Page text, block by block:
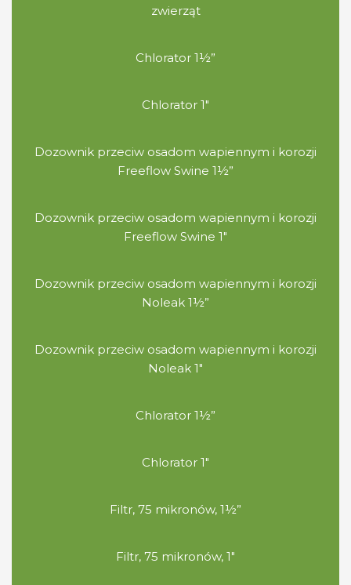
zwierząt
Chlorator 1½”
Chlorator 1″
Dozownik przeciw osadom wapiennym i korozji
Freeflow Swine 1½”
Dozownik przeciw osadom wapiennym i korozji
Freeflow Swine 1″
Dozownik przeciw osadom wapiennym i korozji
Noleak 1½”
Dozownik przeciw osadom wapiennym i korozji
Noleak 1″
Chlorator 1½”
Chlorator 1″
Filtr, 75 mikronów, 1½”
Filtr, 75 mikronów, 1″